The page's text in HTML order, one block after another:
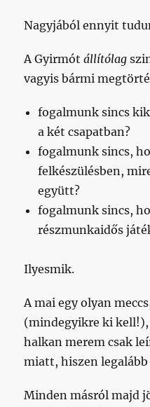
Nagyjából ennyit
A Gyirmótállítólag
vagyis bármi
fogalmunk sincs
a két csapatban?
fogalmunk sincs,
felkészülésben,
együtt?
fogalmunk sincs,
részmunkaidős
Ilyesmik.
A mai egy olyan
(mindegyikre ki
halkan merem csak
miatt, hiszen
Minden másról majd